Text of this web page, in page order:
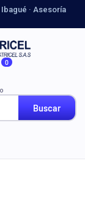
· Asesoría
Buscar
0